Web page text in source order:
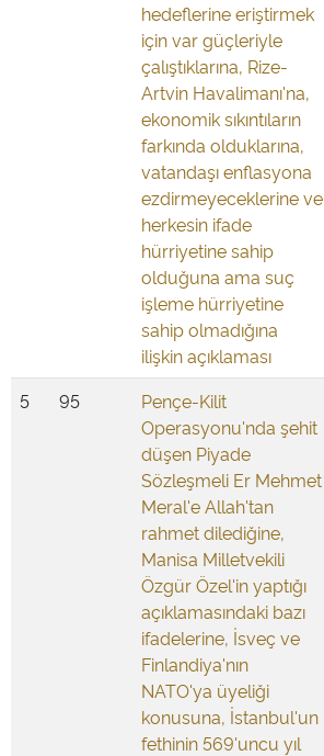
hedeflerine eriştirmek
için var güçleriyle
çalıştıklarına, Rize-
Artvin Havalimanı'na,
ekonomik sıkıntıların
farkında olduklarına,
vatandaşı enflasyona
ezdirmeyeceklerine ve
herkesin ifade
hürriyetine sahip
olduğuna ama suç
işleme hürriyetine
sahip olmadığına
ilişkin açıklaması
5 95
Pençe-Kilit
Operasyonu'nda şehit
düşen Piyade
Sözleşmeli Er Mehmet
Meral'e Allah'tan
rahmet dilediğine,
Manisa Milletvekili
Özgür Özel'in yaptığı
açıklamasındaki bazı
ifadelerine, İsveç ve
Finlandiya'nın
NATO'ya üyeliği
konusuna, İstanbul'un
fethinin 569'uncu yıl